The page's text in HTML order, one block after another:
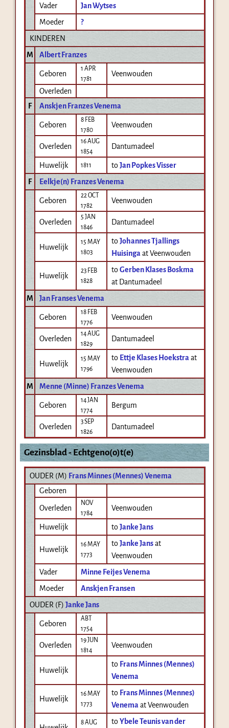
Vader
Jan Wytses
Moeder
?
KINDEREN
M
Albert Franzes
Geboren
1 APR
1781
Veenwouden
Overleden
F
Anskjen Franzes Venema
Geboren
8 FEB
1780
Veenwouden
Overleden
16 AUG
1854
Dantumadeel
Huwelijk 1811 toJan Popkes Visser
F
Eelkje(n) Franzes Venema
Geboren
22 OCT
1782
Veenwouden
Overleden
5 JAN
1846
Dantumadeel
Huwelijk
15 MAY
1803
toJohannes Tjallings
Huisinga at Veenwouden
Huwelijk
23 FEB
1828
toGerben Klases Boskma
at Dantumadeel
M
Jan Franses Venema
Geboren
18 FEB
1776
Veenwouden
Overleden
14 AUG
1829
Dantumadeel
Huwelijk
15 MAY
1796
to Ettje Klases Hoekstra at
Veenwouden
M
Menne (Minne) Franzes Venema
Geboren
14 JAN
1774
Bergum
Overleden
3 SEP
1826
Dantumadeel
Gezinsblad - Echtgeno(o)t(e)
OUDER (M) Frans Minnes (Mennes) Venema
Geboren
Overleden
NOV
1784
Veenwouden
Huwelijk toJanke Jans
Huwelijk
16 MAY
1773
toJanke Jans at
Veenwouden
Vader
Minne Feijes Venema
Moeder
Anskjen Fransen
OUDER (F) Janke Jans
Geboren
ABT
1754
Overleden
19 JUN
1814
Veenwouden
Huwelijk
to Frans Minnes (Mennes)
Venema
Huwelijk
16 MAY
1773
to Frans Minnes (Mennes)
Venema at Veenwouden
8 AUG
toYbele Teunis van der